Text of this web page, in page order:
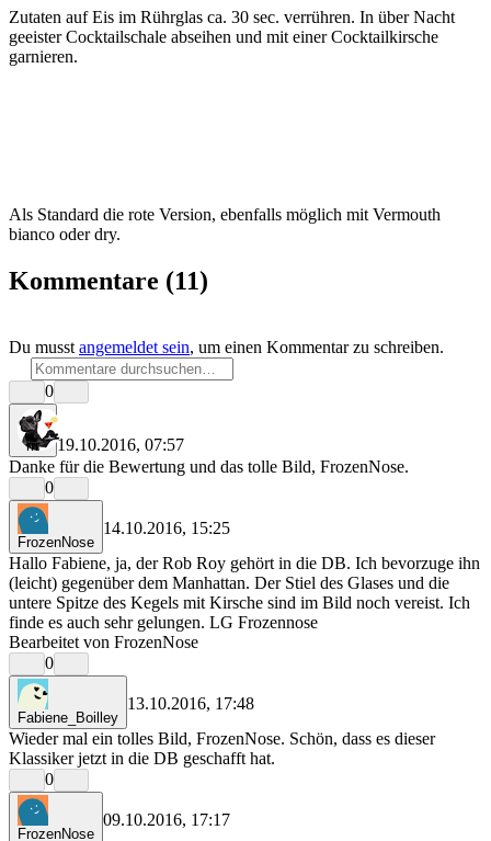
Zutaten auf Eis im Rührglas ca. 30 sec. verrühren. In über Nacht
geeister Cocktailschale abseihen und mit einer Cocktailkirsche
garnieren.
Als Standard die rote Version, ebenfalls möglich mit Vermouth
bianco oder dry.
Kommentare (11)
Du musst angemeldet sein, um einen Kommentar zu schreiben.
0
rrr
19.10.2016, 07:57
Danke für die Bewertung und das tolle Bild, FrozenNose.
0
FrozenNose
14.10.2016, 15:25
Hallo Fabiene, ja, der Rob Roy gehört in die DB. Ich bevorzuge ihn
(leicht) gegenüber dem Manhattan. Der Stiel des Glases und die
untere Spitze des Kegels mit Kirsche sind im Bild noch vereist. Ich
finde es auch sehr gelungen. LG Frozennose
Bearbeitet von FrozenNose
0
Fabiene_Boilley
13.10.2016, 17:48
Wieder mal ein tolles Bild, FrozenNose. Schön, dass es dieser
Klassiker jetzt in die DB geschafft hat.
0
FrozenNose
09.10.2016, 17:17